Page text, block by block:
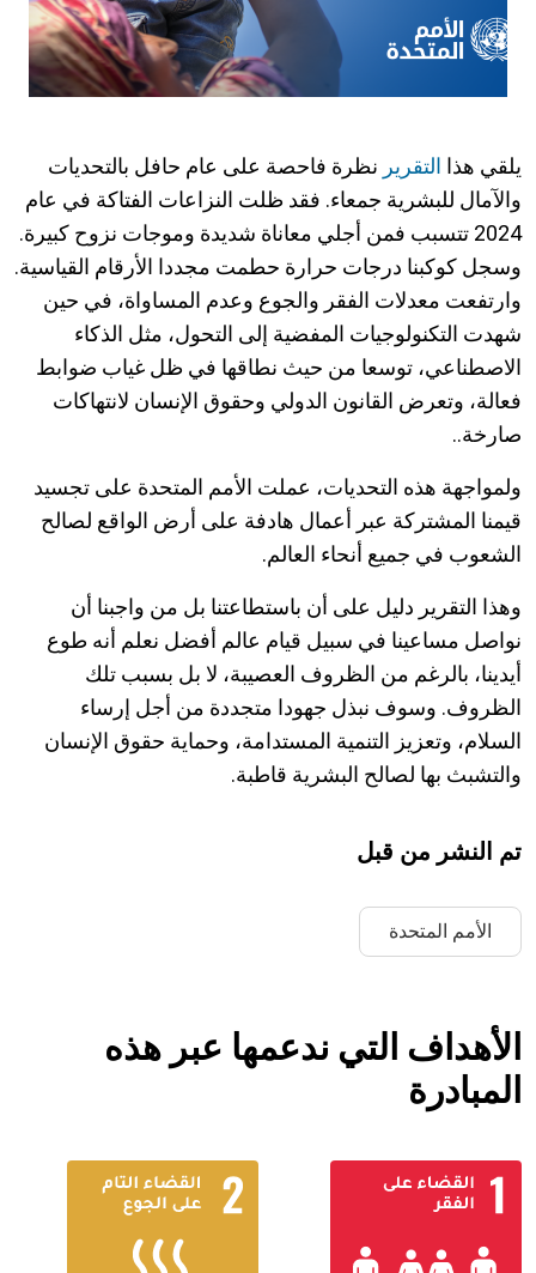
يلقي هذا التقرير نظرة فاحصة على عام حافل بالتحديات
والآمال للبشرية جمعاء. فقد ظلت النزاعات الفتاكة في عام
2024 تتسبب فمن أجلي معاناة شديدة وموجات نزوح كبيرة.
وسجل كوكبنا درجات حرارة حطمت مجددا الأرقام القياسية.
وارتفعت معدلات الفقر والجوع وعدم المساواة، في حين
شهدت التكنولوجيات المفضية إلى التحول، مثل الذكاء
الاصطناعي، توسعا من حيث نطاقها في ظل غياب ضوابط
فعالة، وتعرض القانون الدولي وحقوق الإنسان لانتهاكات
صارخة..
ولمواجهة هذه التحديات، عملت الأمم المتحدة على تجسيد
قيمنا المشتركة عبر أعمال هادفة على أرض الواقع لصالح
الشعوب في جميع أنحاء العالم.
وهذا التقرير دليل على أن باستطاعتنا بل من واجبنا أن
نواصل مساعينا في سبيل قيام عالم أفضل نعلم أنه طوع
أيدينا، بالرغم من الظروف العصيبة، لا بل بسبب تلك
الظروف. وسوف نبذل جهودا متجددة من أجل إرساء
السلام، وتعزيز التنمية المستدامة، وحماية حقوق الإنسان
والتشبث بها لصالح البشرية قاطبة.
تم النشر من قبل
الأمم المتحدة
الأهداف التي ندعمها عبر هذه
المبادرة